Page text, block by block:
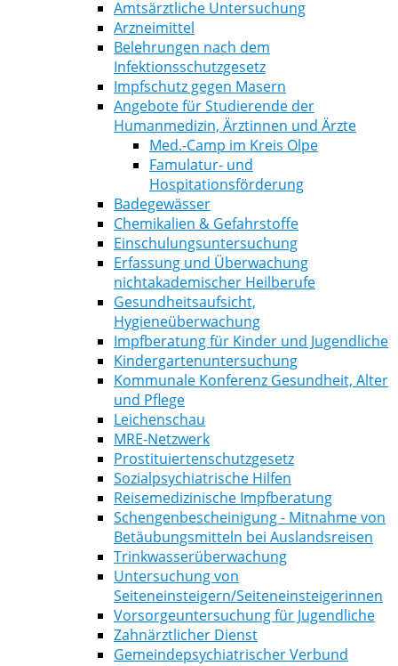
Amtsärztliche Untersuchung
Arzneimittel
Belehrungen nach dem
Infektionsschutzgesetz
Impfschutz gegen Masern
Angebote für Studierende der
Humanmedizin, Ärztinnen und Ärzte
Med.-Camp im Kreis Olpe
Famulatur- und
Hospitationsförderung
Badegewässer
Chemikalien & Gefahrstoffe
Einschulungsuntersuchung
Erfassung und Überwachung
nichtakademischer Heilberufe
Gesundheitsaufsicht,
Hygieneüberwachung
Impfberatung für Kinder und Jugendliche
Kindergartenuntersuchung
Kommunale Konferenz Gesundheit, Alter
und Pflege
Leichenschau
MRE-Netzwerk
Prostituiertenschutzgesetz
Sozialpsychiatrische Hilfen
Reisemedizinische Impfberatung
Schengenbescheinigung - Mitnahme von
Betäubungsmitteln bei Auslandsreisen
Trinkwasserüberwachung
Untersuchung von
Seiteneinsteigern/Seiteneinsteigerinnen
Vorsorgeuntersuchung für Jugendliche
Zahnärztlicher Dienst
Gemeindepsychiatrischer Verbund